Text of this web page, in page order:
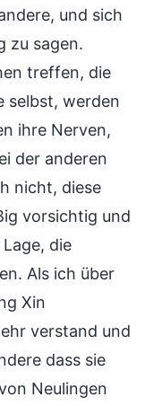
und sich
zu sagen.
treffen, die
selbst, werden
ihre Nerven,
der anderen
nicht, diese
vorsichtig und
die
Als ich über
Xin
verstand und
dass sie
Neulingen